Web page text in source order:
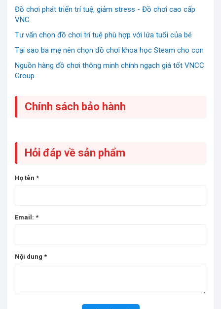
Đồ chơi phát triển trí tuệ, giảm stress - Đồ chơi cao cấp
VNC
Tư vấn chọn đồ chơi trí tuệ phù hợp với lứa tuổi của bé
Tại sao ba mẹ nên chọn đồ chơi khoa học Steam cho con
Nguồn hàng đồ chơi thông minh chính ngạch giá tốt VNCC
Group
Chính sách bảo hành
Hỏi đáp về sản phẩm
Họ tên *
Email: *
Nội dung *